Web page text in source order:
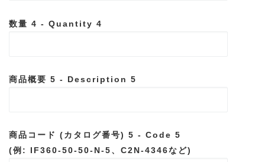
数量 4 - Quantity 4
商品概要 5 - Description 5
商品コード (カタログ番号) 5 - Code 5
(例: IF360-50-50-N-5、C2N-4346など)